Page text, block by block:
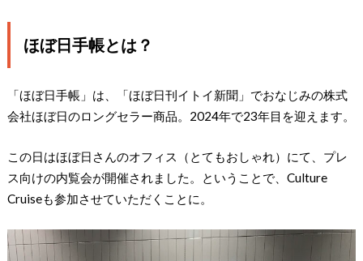
ほぼ日手帳とは？
「ほぼ日手帳」は、「ほぼ日刊イトイ新聞」でおなじみの株式
会社ほぼ日のロングセラー商品。2024年で23年目を迎えます。
この日はほぼ日さんのオフィス（とてもおしゃれ）にて、プレ
ス向けの内覧会が開催されました。ということで、Culture
Cruiseも参加させていただくことに。